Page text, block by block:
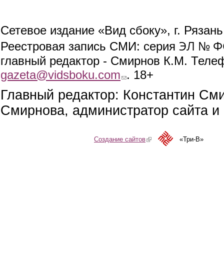
Сетевое издание «Вид сбоку», г.
Реестровая запись СМИ: серия ЭЛ №
главный редактор - Смирнов К.М.
gazeta@vidsboku.com (link sends e-mail)
. 18+
Главный редактор: Константин
Смирнова, администратор сайта
Создание сайтов(link is external)«Три-В»